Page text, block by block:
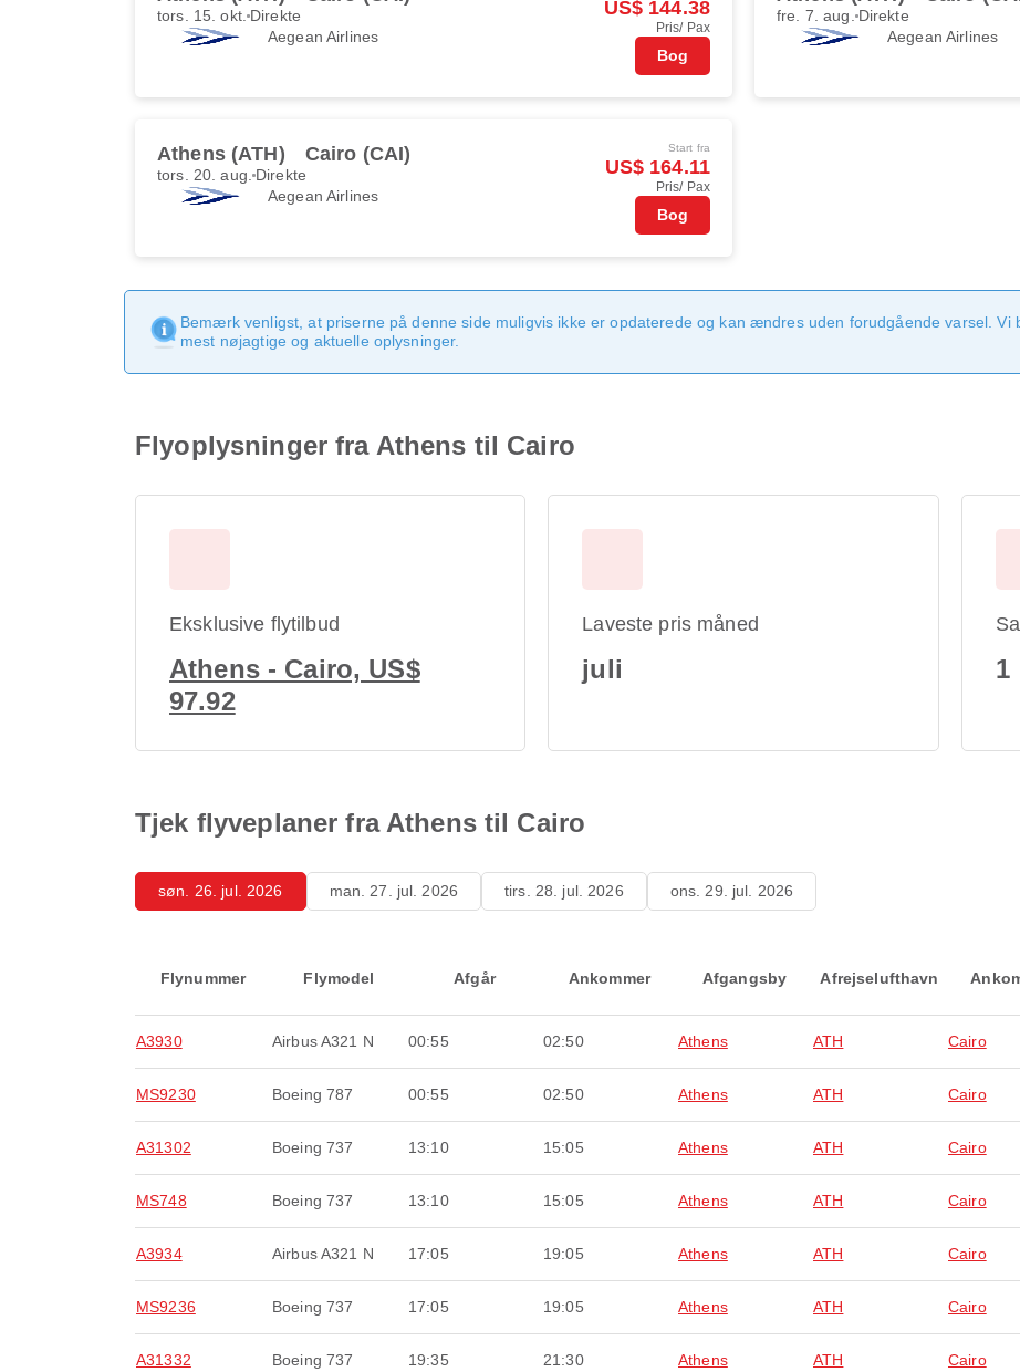
tors. 15. okt. Direkte
Aegean Airlines
US$ 144.38
Pris/ Pax
Bog
fre. 7. aug. Direkte
Aegean Airlines
Athens (ATH) Cairo (CAI)
tors. 20. aug. Direkte
Aegean Airlines
Start fra
US$ 164.11
Pris/ Pax
Bog
Bemærk venligst, at priserne på denne side muligvis ikke er opdaterede og kan ændres uden forudgående varsel. Vi
mest nøjagtige og aktuelle oplysninger.
Flyoplysninger fra Athens til Cairo
Eksklusive flytilbud
Athens - Cairo, US$
97.92
Laveste pris måned
juli 1
Tjek flyveplaner fra Athens til Cairo
søn. 26. jul. 2026 man. 27. jul. 2026 tirs. 28. jul. 2026 ons. 29. jul. 2026
Flynummer Flymodel Afgår Ankommer Afgangsby Afrejselufthavn
A3930 Airbus A321 N 00:55 02:50 Athens ATH Cairo
MS9230 Boeing 787 00:55 02:50 Athens ATH Cairo
A31302 Boeing 737 13:10 15:05 Athens ATH Cairo
MS748 Boeing 737 13:10 15:05 Athens ATH Cairo
A3934 Airbus A321 N 17:05 19:05 Athens ATH Cairo
MS9236 Boeing 737 17:05 19:05 Athens ATH Cairo
A31332 Boeing 737 19:35 21:30 Athens ATH Cairo